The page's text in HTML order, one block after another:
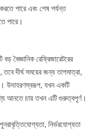
পারে এবং শেষ পর্যন্ত
পারে।
বড় বৈজ্ঞানিক রেফ্রিজারেটরের
তবে দীর্ঘ সময়ের জন্য তাপমাত্রা,
উদাহরণস্বরূপ, যখন একটি
আনতে চায় তখন এটি গুরুত্বপূর্ণ।
নির্ভরযোগ্যতা